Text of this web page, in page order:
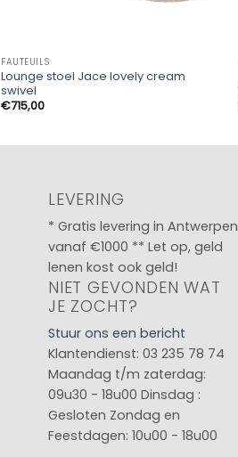
FAUTEUILS
Lounge stoel Jace lovely cream
swivel
€715,00
LEVERING
* Gratis levering in Antwerpen
vanaf €1000 ** Let op, geld
lenen kost ook geld!
NIET GEVONDEN WAT
JE ZOCHT?
Stuur ons een bericht
Klantendienst: 03 235 78 74
Maandag t/m zaterdag:
09u30 - 18u00 Dinsdag :
Gesloten Zondag en
Feestdagen: 10u00 - 18u00